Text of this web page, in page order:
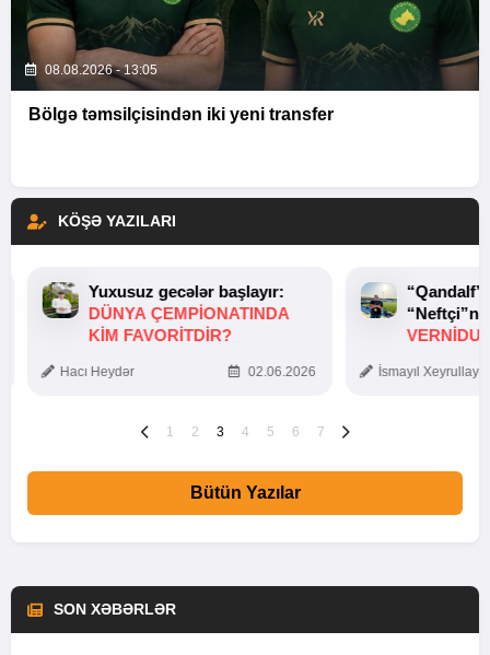
08.08.2026 - 13:05
Bölgə təmsilçisindən iki yeni transfer
KÖŞƏ YAZILARI
Yuxusuz gecələr başlayır:
DÜNYA ÇEMPIONATINDA
KIM FAVORITDIR?
Hacı Heydər 02.06.2026 İsmayıl
1 2 3 4 5 6 7
Bütün Yazılar
SON XƏBƏRLƏR